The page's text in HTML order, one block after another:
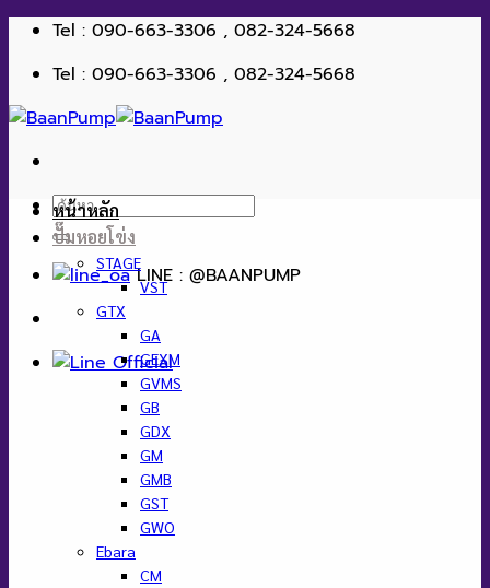
ข้าม
เนื้อหา
Tel : 090-663-3306 , 082-324-5668
Tel : 090-663-3306 , 082-324-5668
ค้นหา:
LINE : @BAANPUMP
หน้าหลัก
ปั๊มหอยโข่ง
STAGE
VST
GTX
GA
GEXM
GVMS
GB
GDX
GM
GMB
GST
GWO
Ebara
CM